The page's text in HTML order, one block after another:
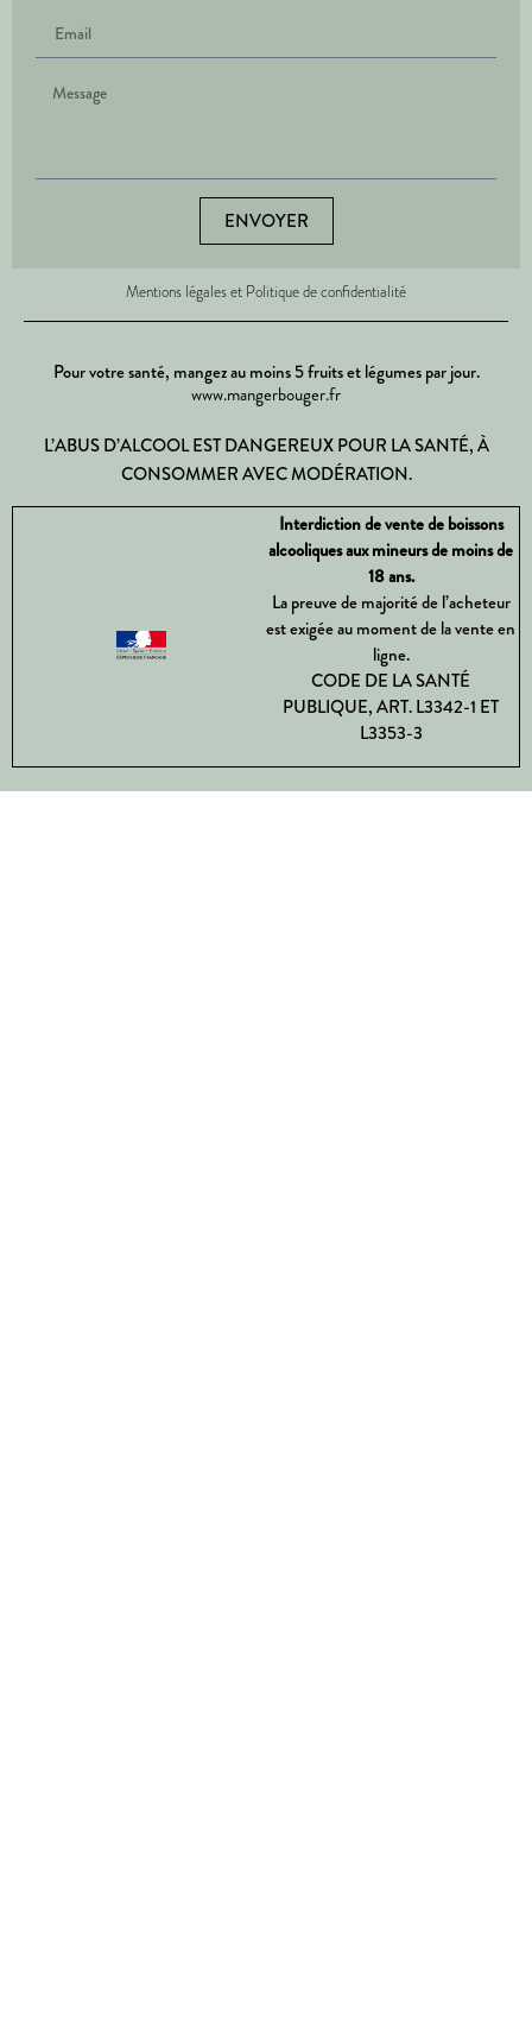
ENVOYER
Mentions légales et Politique de confidentialité
Pour votre santé, mangez au moins 5 fruits et légumes par jour.
www.mangerbouger.fr
L’ABUS D’ALCOOL EST DANGEREUX POUR LA SANTÉ, À
CONSOMMER AVEC MODÉRATION.
Interdiction de vente de boissons
alcooliques aux mineurs de moins de
18 ans.
La preuve de majorité de l’acheteur
est exigée au moment de la vente en
ligne.
CODE DE LA SANTÉ
PUBLIQUE, ART. L3342-1 ET
L3353-3